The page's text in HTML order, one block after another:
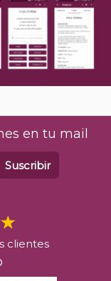
en tu mail
Suscribir
clientes